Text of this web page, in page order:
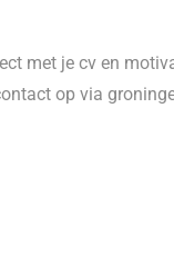
met je cv en
op via